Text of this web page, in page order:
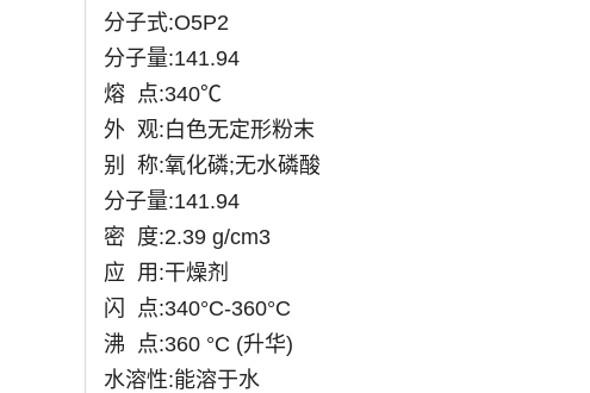
分子式:O5P2
分子量:141.94
熔 点:340℃
外 观:白色无定形粉末
别 称:氧化磷;无水磷酸
分子量:141.94
密 度:2.39 g/cm3
应 用:干燥剂
闪 点:340°C-360°C
沸 点:360 °C (升华)
水溶性:能溶于水